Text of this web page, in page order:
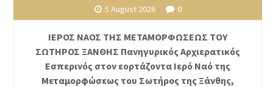
5 August 2026 0
ΙΕΡΟΣ ΝΑΟΣ ΤΗΣ ΜΕΤΑΜΟΡΦΩΣΕΩΣ ΤΟΥ
ΣΩΤΗΡΟΣ ΞΑΝΘΗΣ Πανηγυρικός Αρχιερατικός
Εσπερινός στον εορτάζοντα Ιερό Ναό της
Μεταμορφώσεως του Σωτήρος της Ξάνθης,